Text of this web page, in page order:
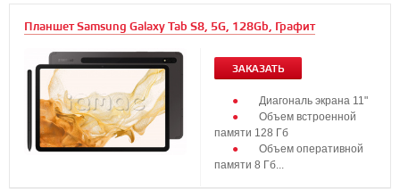
Планшет Samsung Galaxy Tab S8, 5G, 128Gb, Графит
ЗАКАЗАТЬ
Диагональ экрана 11"
Объем встроенной
памяти 128 Гб
Объем оперативной
памяти 8 Гб...